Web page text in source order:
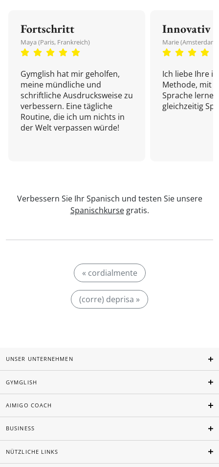
Fortschritt
Maya (Paris, Frankreich)
Gymglish hat mir geholfen,
meine mündliche und
schriftliche Ausdrucksweise zu
verbessern. Eine tägliche
Routine, die ich um nichts in
der Welt verpassen würde!
Innovativ
Marie
Ich liebe Ihre
Methode, mit
Sprache
gleichzeitig
Verbessern Sie Ihr Spanisch und testen Sie unsere
Spanischkursegratis.
« cordialmente
(corre) deprisa »
UNSER UNTERNEHMEN
GYMGLISH
AIMIGO COACH
BUSINESS
NÜTZLICHE LINKS